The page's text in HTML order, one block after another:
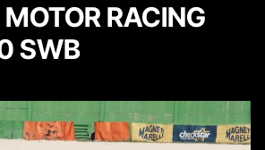
RACING
SWB